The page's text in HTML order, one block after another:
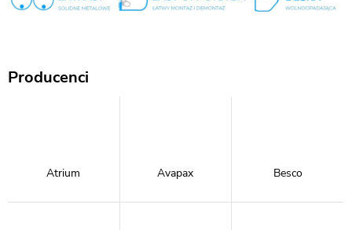
Producenci
Atrium Avapax Besco